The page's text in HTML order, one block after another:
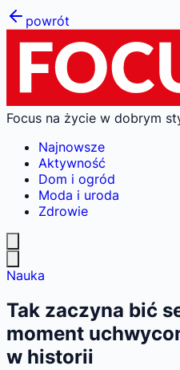
powrót
Focus na życie w dobrym
Najnowsze
Aktywność
Dom i ogród
Moda i uroda
Zdrowie
Nauka
Tak zaczyna bić
moment
w historii